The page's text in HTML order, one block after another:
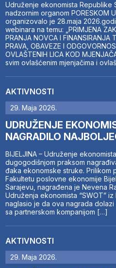
Udruženje ekonomista Republike
nadzornim organom PORESKOM
organizovalo je 28.maja
webinara na temu: „PRIMJENA
PRANJA NOVCA I FINANSIRANJA
PRAVA, OBAVEZE I
OVLAŠTENIH LICA KOD
svim ovlašćenim mjenjačima i
AKTIVNOSTI
29. Maja 2026.
UDRUŽENJE
NAGRADILO
BIJELJINA – Udruženje
dugogodišnjom praksom
đaka ekonomske struke. Prilikom
Fakultetu poslovne ekonomije
Sarajevu, nagrađena je Nevena
Udruženja ekonomista “SWOT”
naglasio je da ova nagrada
sa partnerskom kompanijom […]
AKTIVNOSTI
29. Maja 2026.